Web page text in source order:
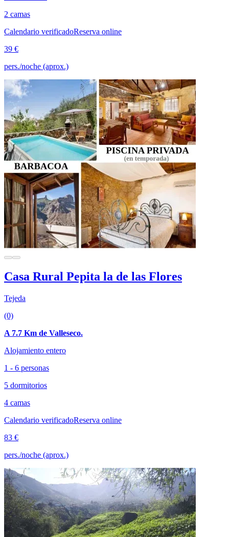
2 camas
Calendario verificadoReserva online
39 €
pers./noche (aprox.)
Casa Rural Pepita la de las Flores
Tejeda
(0)
A 7.7 Km de Valleseco.
Alojamiento entero
1 - 6 personas
5 dormitorios
4 camas
Calendario verificadoReserva online
83 €
pers./noche (aprox.)